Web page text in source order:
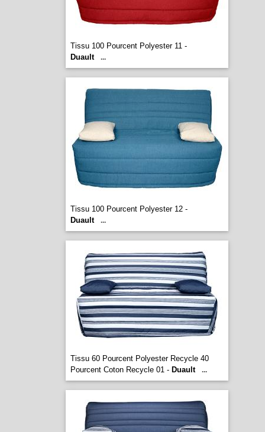
Tissu 100 Pourcent Polyester 11 -
Duault
...
Tissu 100 Pourcent Polyester 12 -
Duault
...
Tissu 60 Pourcent Polyester Recycle 40
Pourcent Coton Recycle 01 - Duault ...